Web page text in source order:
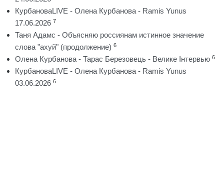
КурбановаLIVE - Олена Курбанова - Ramis Yunus
17.06.2026 7
Таня Адамс - Объясняю россиянам истинное значение
слова "ахуй" (продолжение) 6
Олена Курбанова - Тарас Березовець - Велике Інтервью 6
КурбановаLIVE - Олена Курбанова - Ramis Yunus
03.06.2026 6